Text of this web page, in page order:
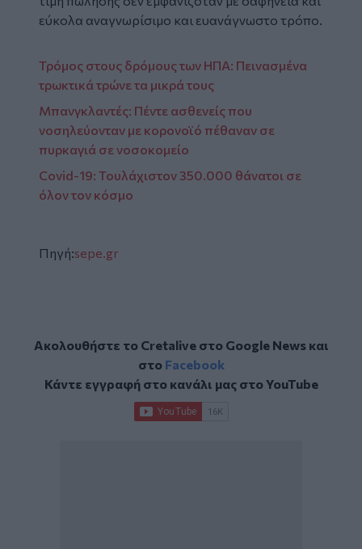
εύκολα αναγνωρίσιμο και ευανάγνωστο τρόπο.
Τρόμος στους δρόμους των ΗΠΑ: Πεινασμένα
τρωκτικά τρώνε τα μικρά τους
Μπανγκλαντές: Πέντε ασθενείς που
νοσηλεύονταν με κορονοϊό πέθαναν σε
πυρκαγιά σε νοσοκομείο
Covid-19: Τουλάχιστον 350.000 θάνατοι σε
όλον τον κόσμο
Πηγή:sepe.gr
Ακολουθήστε το Cretalive στο Google Newsκαι
στο Facebook
Κάντε εγγραφή στο κανάλι μας στοYouTube